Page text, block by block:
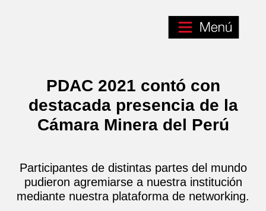
PDAC 2021 contó con
destacada presencia de la
Cámara Minera del Perú
Participantes de distintas partes del mundo
pudieron agremiarse a nuestra institución
mediante nuestra plataforma de networking.